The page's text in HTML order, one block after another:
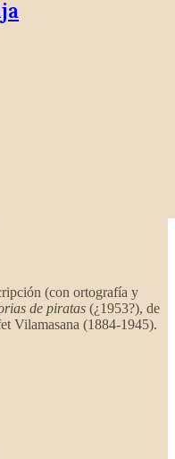
Juan Cabal
(con ortografía y
de piratas (¿1953?), de
Vilamasana (1884-1945).